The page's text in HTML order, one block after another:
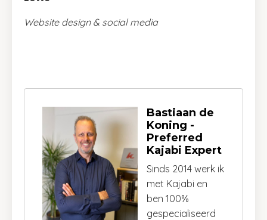
Website design & social media
Bastiaan de
Koning -
Preferred
Kajabi Expert
Sinds 2014 werk ik
met Kajabi en
ben 100%
gespecialiseerd